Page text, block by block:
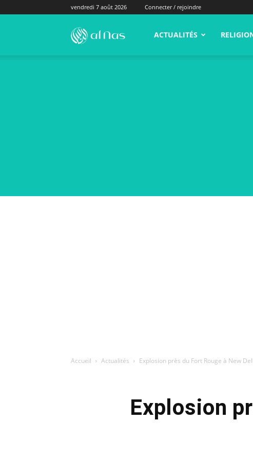
vendredi 7 août 2026 Connecter / rejoindre
alNas.fr ACTUALITÉS
Accueil Actualités Explosion près du Fort Rouge à New
Explosion